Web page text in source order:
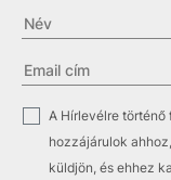
A Hírlevélre
hozzájárulok
küldjön, és ehhez